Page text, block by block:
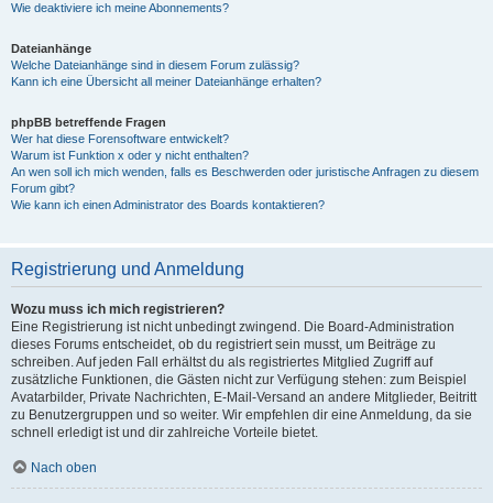
Wie deaktiviere ich meine Abonnements?
Dateianhänge
Welche Dateianhänge sind in diesem Forum zulässig?
Kann ich eine Übersicht all meiner Dateianhänge erhalten?
phpBB betreffende Fragen
Wer hat diese Forensoftware entwickelt?
Warum ist Funktion x oder y nicht enthalten?
An wen soll ich mich wenden, falls es Beschwerden oder juristische Anfragen zu diesem
Forum gibt?
Wie kann ich einen Administrator des Boards kontaktieren?
Registrierung und Anmeldung
Wozu muss ich mich registrieren?
Eine Registrierung ist nicht unbedingt zwingend. Die Board-Administration
dieses Forums entscheidet, ob du registriert sein musst, um Beiträge zu
schreiben. Auf jeden Fall erhältst du als registriertes Mitglied Zugriff auf
zusätzliche Funktionen, die Gästen nicht zur Verfügung stehen: zum Beispiel
Avatarbilder, Private Nachrichten, E-Mail-Versand an andere Mitglieder, Beitritt
zu Benutzergruppen und so weiter. Wir empfehlen dir eine Anmeldung, da sie
schnell erledigt ist und dir zahlreiche Vorteile bietet.
Nach oben